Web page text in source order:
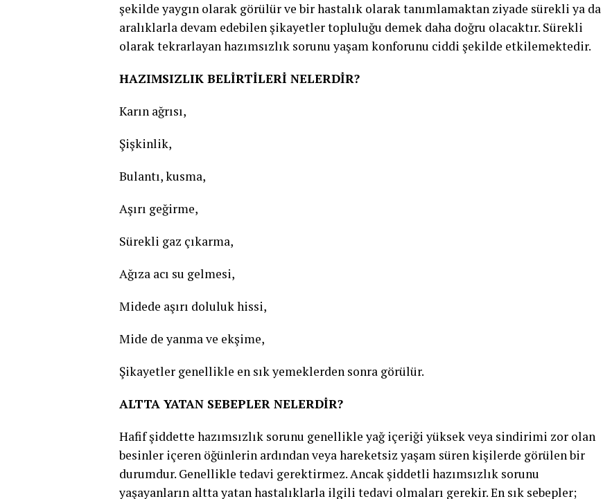
şekilde yaygın olarak görülür ve bir hastalık olarak tanımlamaktan ziyade sürekli ya da
aralıklarla devam edebilen şikayetler topluluğu demek daha doğru olacaktır. Sürekli
olarak tekrarlayan hazımsızlık sorunu yaşam konforunu ciddi şekilde etkilemektedir.
HAZIMSIZLIK BELİRTİLERİ NELERDİR?
Karın ağrısı,
Şişkinlik,
Bulantı, kusma,
Aşırı geğirme,
Sürekli gaz çıkarma,
Ağıza acı su gelmesi,
Midede aşırı doluluk hissi,
Mide de yanma ve ekşime,
Şikayetler genellikle en sık yemeklerden sonra görülür.
ALTTA YATAN SEBEPLER NELERDİR?
Hafif şiddette hazımsızlık sorunu genellikle yağ içeriği yüksek veya sindirimi zor olan
besinler içeren öğünlerin ardından veya hareketsiz yaşam süren kişilerde görülen bir
durumdur. Genellikle tedavi gerektirmez. Ancak şiddetli hazımsızlık sorunu
yaşayanların altta yatan hastalıklarla ilgili tedavi olmaları gerekir. En sık sebepler;